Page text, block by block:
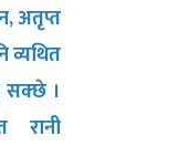
अतृप्त
व्यथित
सक्छे ।
रानी